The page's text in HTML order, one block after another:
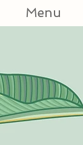
Menu